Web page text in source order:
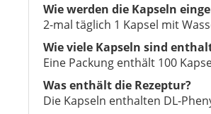
Wie werden die Kapseln
2-mal täglich 1 Kapsel mit
Wie viele Kapseln sind
Eine Packung enthält 100
Was enthält die Rezeptur?
Die Kapseln enthalten DL-